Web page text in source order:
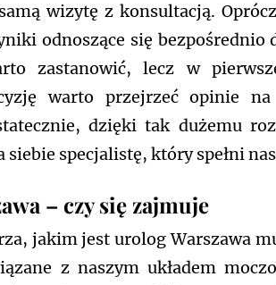
wizytę z konsultacją.
odnoszące się
zastanowić, lecz w
warto przejrzeć opinie
dzięki tak dużemu
siebie specjalistę, który spełni
– czy się zajmuje
jakim jest urolog Warszawa
z naszym układem